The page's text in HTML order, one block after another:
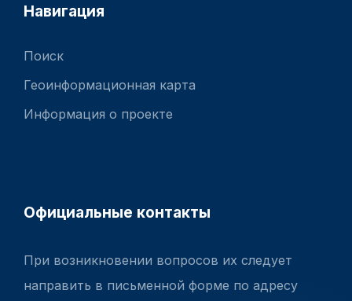
Навигация
Поиск
Геоинформационная карта
Информация о проекте
Официальные контакты
При возникновении вопросов их следует
направить в письменной форме по адресу